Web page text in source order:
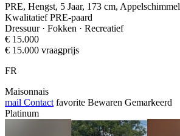
PRE, Hengst, 5 Jaar, 173 cm, Appelschimmel
Kwalitatief PRE-paard
Dressuur · Fokken · Recreatief
€ 15.000
€ 15.000 vraagprijs
FR
Maisonnais
mail Contact favorite Bewaren Gemarkeerd
Platinum